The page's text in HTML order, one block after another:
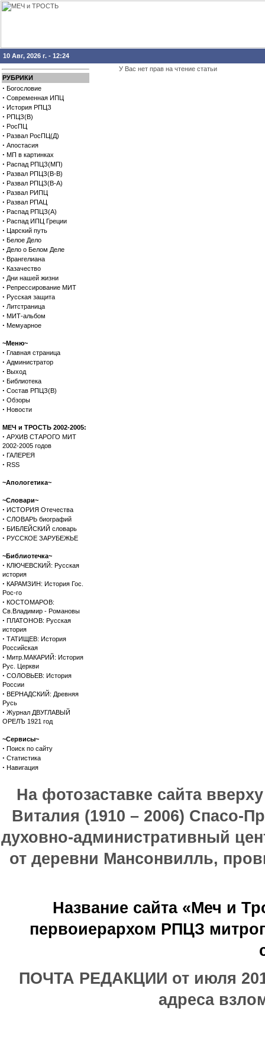
10 Авг, 2026 г. - 12:24
РУБРИКИ
· Богословие
· Современная ИПЦ
· История РПЦЗ
· РПЦЗ(В)
· РосПЦ
· Развал РосПЦ(Д)
· Апостасия
· МП в картинках
· Распад РПЦЗ(МП)
· Развал РПЦЗ(В-В)
· Развал РПЦЗ(В-А)
· Развал РИПЦ
· Развал РПАЦ
· Распад РПЦЗ(А)
· Распад ИПЦ Греции
· Царский путь
· Белое Дело
· Дело о Белом Деле
· Врангелиана
· Казачество
· Дни нашей жизни
· Репрессирование МИТ
· Русская защита
· Литстраница
· МИТ-альбом
· Мемуарное
~Меню~
· Главная страница
· Администратор
· Выход
· Библиотека
· Состав РПЦЗ(В)
· Обзоры
· Новости
МЕЧ и ТРОСТЬ 2002-2005:
· АРХИВ СТАРОГО МИТ
2002-2005 годов
· ГАЛЕРЕЯ
· RSS
~Апологетика~
~Словари~
· ИСТОРИЯ Отечества
· СЛОВАРЬ биографий
· БИБЛЕЙСКИЙ словарь
· РУССКОЕ ЗАРУБЕЖЬЕ
~Библиотечка~
· КЛЮЧЕВСКИЙ: Русская
история
· КАРАМЗИН: История Гос.
Рос-го
· КОСТОМАРОВ:
Св.Владимир - Романовы
· ПЛАТОНОВ: Русская
история
· ТАТИЩЕВ: История
Российская
· Митр.МАКАРИЙ: История
Рус. Церкви
· СОЛОВЬЕВ: История
России
· ВЕРНАДСКИЙ: Древняя
Русь
· Журнал ДВУГЛАВЫЙ
ОРЕЛЪ 1921 год
~Сервисы~
· Поиск по сайту
· Статистика
· Навигация
У Вас нет прав на чтение статьи
На фотозаставке сайта
Виталия (1910 – 2006) Спасо-
духовно-административный
от деревни Мансонвилль,
Название сайта «Меч и
первоиерархом РПЦЗ
ПОЧТА РЕДАКЦИИ от июля
адреса